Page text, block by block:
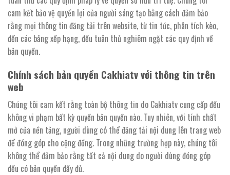
cam kết bảo vệ quyền lợi của người sáng tạo bằng cách đảm bảo
rằng mọi thông tin đăng tải trên website, từ tin tức, phân tích kèo,
đến các bảng xếp hạng, đều tuân thủ nghiêm ngặt các quy định về
bản quyền.
Chính sách bản quyền Cakhiatv với thông tin trên
web
Chúng tôi cam kết rằng toàn bộ thông tin do Cakhiatv cung cấp đều
không vi phạm bất kỳ quyền bản quyền nào. Tuy nhiên, với tính chất
mở của nền tảng, người dùng có thể đăng tải nội dung lên trang web
để đóng góp cho cộng đồng. Trong những trường hợp này, chúng tôi
không thể đảm bảo rằng tất cả nội dung do người dùng đóng góp
đều có bản quyền đầy đủ.